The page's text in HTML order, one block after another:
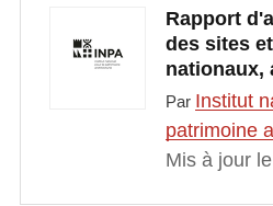
Rapport
des sites
nationaux,
Par Institut
patrimoine
Mis à jour